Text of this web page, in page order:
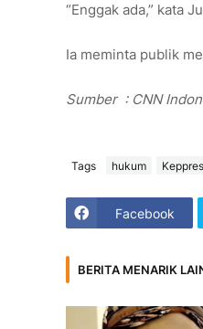
“Enggak ada,” kata
Ia meminta publik
Sumber : CNN
Tags hukum Keppres
Facebook
BERITA MENARIK